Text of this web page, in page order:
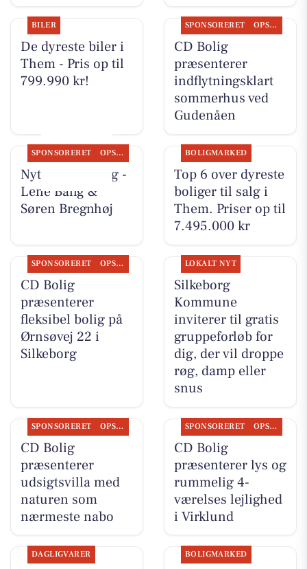
BILER
De dyreste biler i
Them - Pris op til
799.990 kr!
SPONSORERET OPSLAGSTAVLEN
CD Bolig
præsenterer
indflytningsklart
sommerhus ved
Gudenåen
SPONSORERET OPSLAGSTAVLEN
Nyt fra CD Bolig -
Lene Bang &
Søren Bregnhøj
BOLIGMARKED
Top 6 over dyreste
boliger til salg i
Them. Priser op til
7.495.000 kr
SPONSORERET OPSLAGSTAVLEN
CD Bolig
præsenterer
fleksibel bolig på
Ørnsøvej 22 i
Silkeborg
LOKALT NYT
Silkeborg
Kommune
inviterer til gratis
gruppeforløb for
dig, der vil droppe
røg, damp eller
snus
SPONSORERET OPSLAGSTAVLEN
CD Bolig
præsenterer
udsigtsvilla med
naturen som
nærmeste nabo
SPONSORERET OPSLAGSTAVLEN
CD Bolig
præsenterer lys og
rummelig 4-
værelses lejlighed
i Virklund
DAGLIGVARER BOLIGMARKED